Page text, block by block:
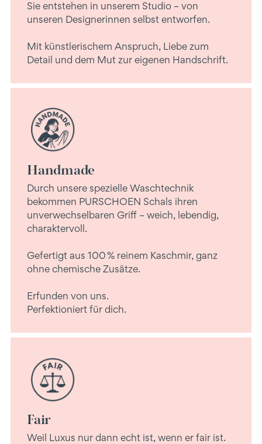
Sie entstehen in unserem Studio – von
unseren Designerinnen selbst entworfen.
Mit künstlerischem Anspruch, Liebe zum
Detail und dem Mut zur eigenen Handschrift.
Handmade
Durch unsere spezielle Waschtechnik
bekommen PURSCHOEN Schals ihren
unverwechselbaren Griff – weich, lebendig,
charaktervoll.
Gefertigt aus 100 % reinem Kaschmir, ganz
ohne chemische Zusätze.
Erfunden von uns.
Perfektioniert für dich.
Fair
Weil Luxus nur dann echt ist, wenn er fair ist.